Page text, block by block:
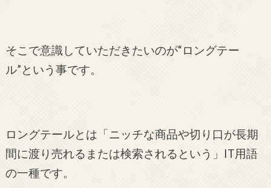
そこで意識していただきたいのが“ロングテー
ル”という事です。
ロングテールとは「ニッチな商品や切り口が長期
間に渡り売れるまたは検索されるという」IT用語
の一種です。